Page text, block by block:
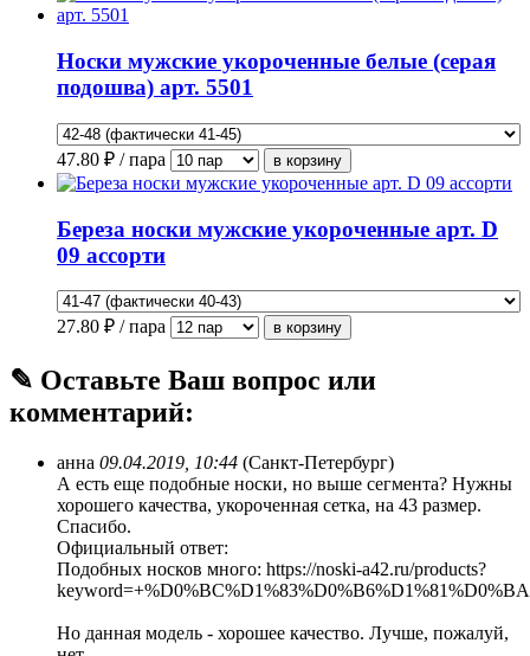
Носки мужские укороченные белые (серая
подошва) арт. 5501
47.80 ₽ / пара
Береза носки мужские укороченные арт. D
09 ассорти
27.80 ₽ / пара
✎ Оставьте Ваш вопрос или
комментарий:
анна 09.04.2019, 10:44 (Санкт-Петербург)
А есть еще подобные носки, но выше сегмента? Нужны
хорошего качества, укороченная сетка, на 43 размер.
Спасибо.
Официальный ответ:
Подобных носков много: https://noski-a42.ru/products?
Но данная модель - хорошее качество. Лучше, пожалуй,